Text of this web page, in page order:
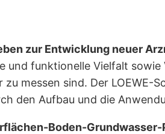
zur Entwicklung neuer
funktionelle Vielfalt
messen sind. Der
den Aufbau und die
Boden-